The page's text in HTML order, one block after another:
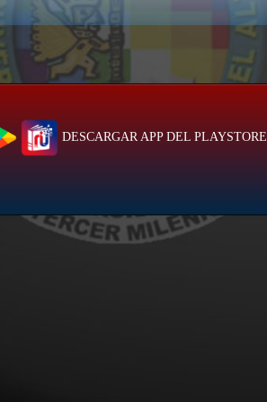
DESCARGAR APP DEL PLAYSTORE